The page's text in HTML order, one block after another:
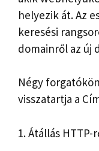
helyezik át. Az
keresési
domainről az új
Négy
visszatartja a
1. Átállás HTTP-